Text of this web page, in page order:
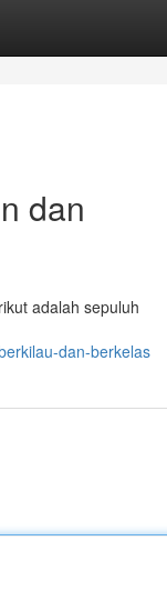
dan
adalah sepuluh
dan-berkelas